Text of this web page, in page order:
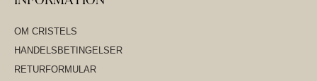
OM CRISTELS
HANDELSBETINGELSER
RETURFORMULAR